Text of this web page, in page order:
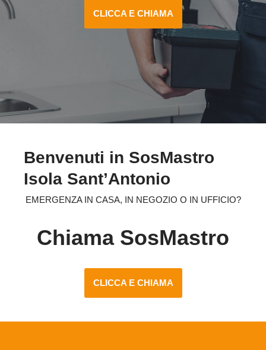
CLICCA E CHIAMA
Benvenuti in SosMastro
Isola Sant’Antonio
EMERGENZA IN CASA, IN NEGOZIO O IN UFFICIO?
Chiama SosMastro
CLICCA E CHIAMA